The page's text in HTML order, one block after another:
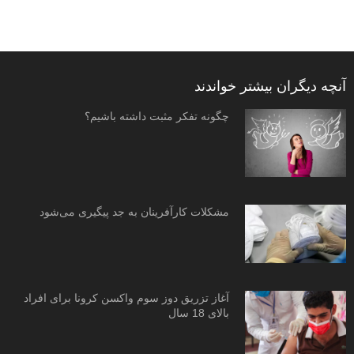
آنچه دیگران بیشتر خواندند
چگونه تفکر مثبت داشته باشیم؟
مشکلات کارآفرینان به جد پیگیری می‌شود
آغاز تزریق دوز سوم واکسن کرونا برای افراد
بالای 18 سال